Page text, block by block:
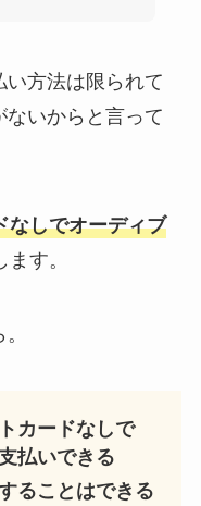
方法は限られて
いからと言って
なしでオーディブ
す。
カードなしで
払いできる
ることはできる